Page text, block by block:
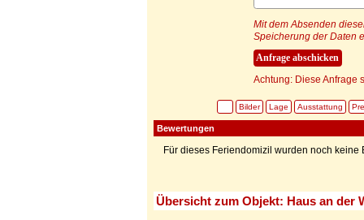
Mit dem Absenden
Speicherung der Daten
Achtung: Diese Anfrage
Bilder Lage Ausstattung
Bewertungen
Für dieses Feriendomizil wurden noch
Übersicht zum Objekt: Haus an der